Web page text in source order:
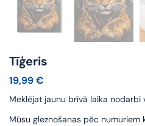
Tīģeris
19,99€
Meklējat jaunu brīvā laika nodarbi
Mūsu gleznošanas pēc numuriem